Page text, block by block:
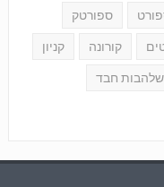
ספורטק
קורונה קניון
שלהבות חבד